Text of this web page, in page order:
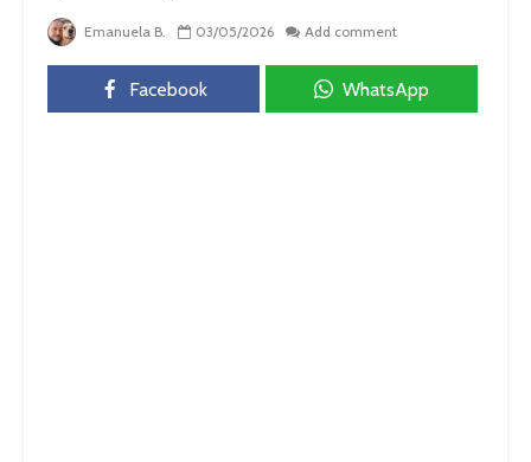
Emanuela B. 03/05/2026 Add comment
Facebook WhatsApp